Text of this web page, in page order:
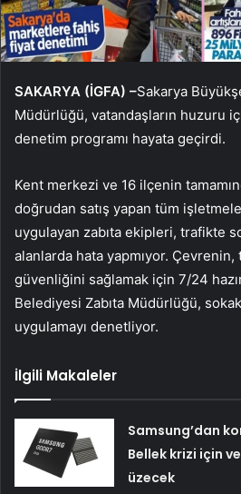
SAKARYA (İGFA) –Sakarya
Müdürlüğü, vatandaşların huzuru
denetim programı hayata geçirdi.
Kent merkezi ve 16 ilçenin
doğrudan satış yapan tüm
uygulayan zabıta ekipleri, trafikte
alanlarda hata yapmıyor.
güvenliğini sağlamak için 7/24
Belediyesi Zabıta Müdürlüğü,
uygulamayı denetliyor.
İlgili Makaleler
Samsung’dan
Bellek krizi için
üzecek